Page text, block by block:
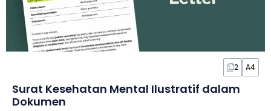
2 A4
Surat Kesehatan Mental Ilustratif dalam
Dokumen